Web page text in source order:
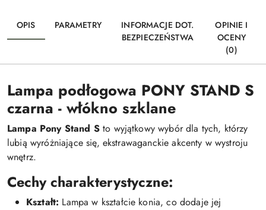
OPIS PARAMETRY
INFORMACJE DOT.
BEZPIECZEŃSTWA
OPINIE I
OCENY
(0)
Lampa podłogowa PONY STAND S
czarna - włókno szklane
Lampa Pony Stand Sto wyjątkowy wybór dla tych, którzy
lubią wyróżniające się, ekstrawaganckie akcenty w wystroju
wnętrz.
Cechy charakterystyczne:
Kształt: Lampa w kształcie konia, co dodaje jej